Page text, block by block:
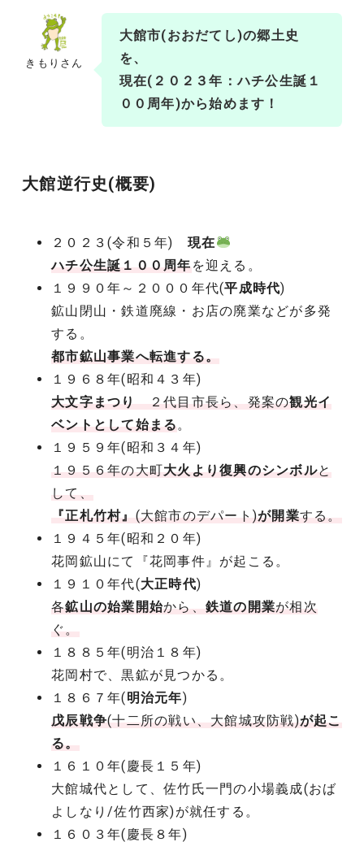
きもりさん
大館市(おおだてし)の郷土史
を、
現在( ２０２３年：ハチ公生誕１
００周年)から始めます！
大館逆行史(概要)
２０２３(令和５年) 現在
ハチ公生誕１００周年 を迎える。
１９９０年～２０００年代(平成時代)
鉱山閉山・鉄道廃線・お店の廃業などが多発
する。
都市鉱山事業へ転進する。
１９６８年(昭和４３年)
大文字まつり
２代目市長ら、発案の観光イ
ベントとして始まる。
１９５９年(昭和３４年)
１９５６年の大町大火より復興のシンボルと
して、
『正札竹村』 (大館市のデパート)が開業する。
１９４５年(昭和２０年)
花岡鉱山にて『花岡事件』が起こる。
１９１０年代(大正時代)
各鉱山の始業開始から、 鉄道の開業が相次
ぐ。
１８８５年(明治１８年)
花岡村で、黒鉱が見つかる。
１８６７年(明治元年)
戊辰戦争(十二所の戦い、大館城攻防戦)が起こ
る。
１６１０年(慶長１５年)
大館城代として、佐竹氏一門の小場義成(おば
よしなり/佐竹西家)が就任する。
１６０３年(慶長８年)